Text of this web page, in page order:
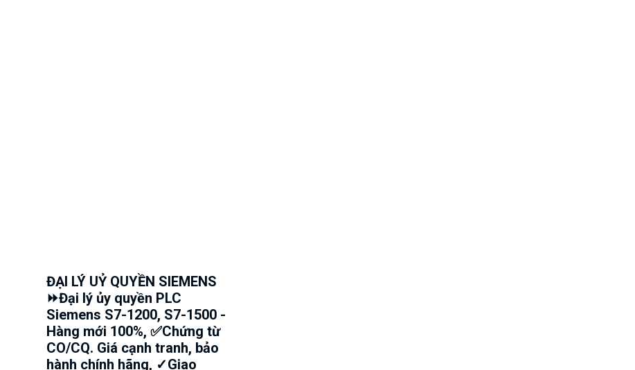
ĐẠI LÝ UỶ QUYỀN SIEMENS
⏩Đại lý ủy quyền PLC
Siemens S7-1200, S7-1500 -
Hàng mới 100%, ✅Chứng từ
CO/CQ. Giá cạnh tranh, bảo
hành chính hãng, ✓Giao